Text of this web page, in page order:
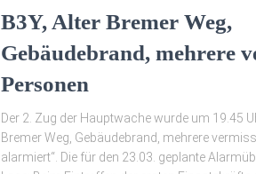
B3Y, Alter Bremer Weg,
Gebäudebrand, mehrere
Personen
Der 2. Zug der Hauptwache wurde um 19.45
Bremer Weg, Gebäudebrand, mehrere
alarmiert“. Die für den 23.03. geplante